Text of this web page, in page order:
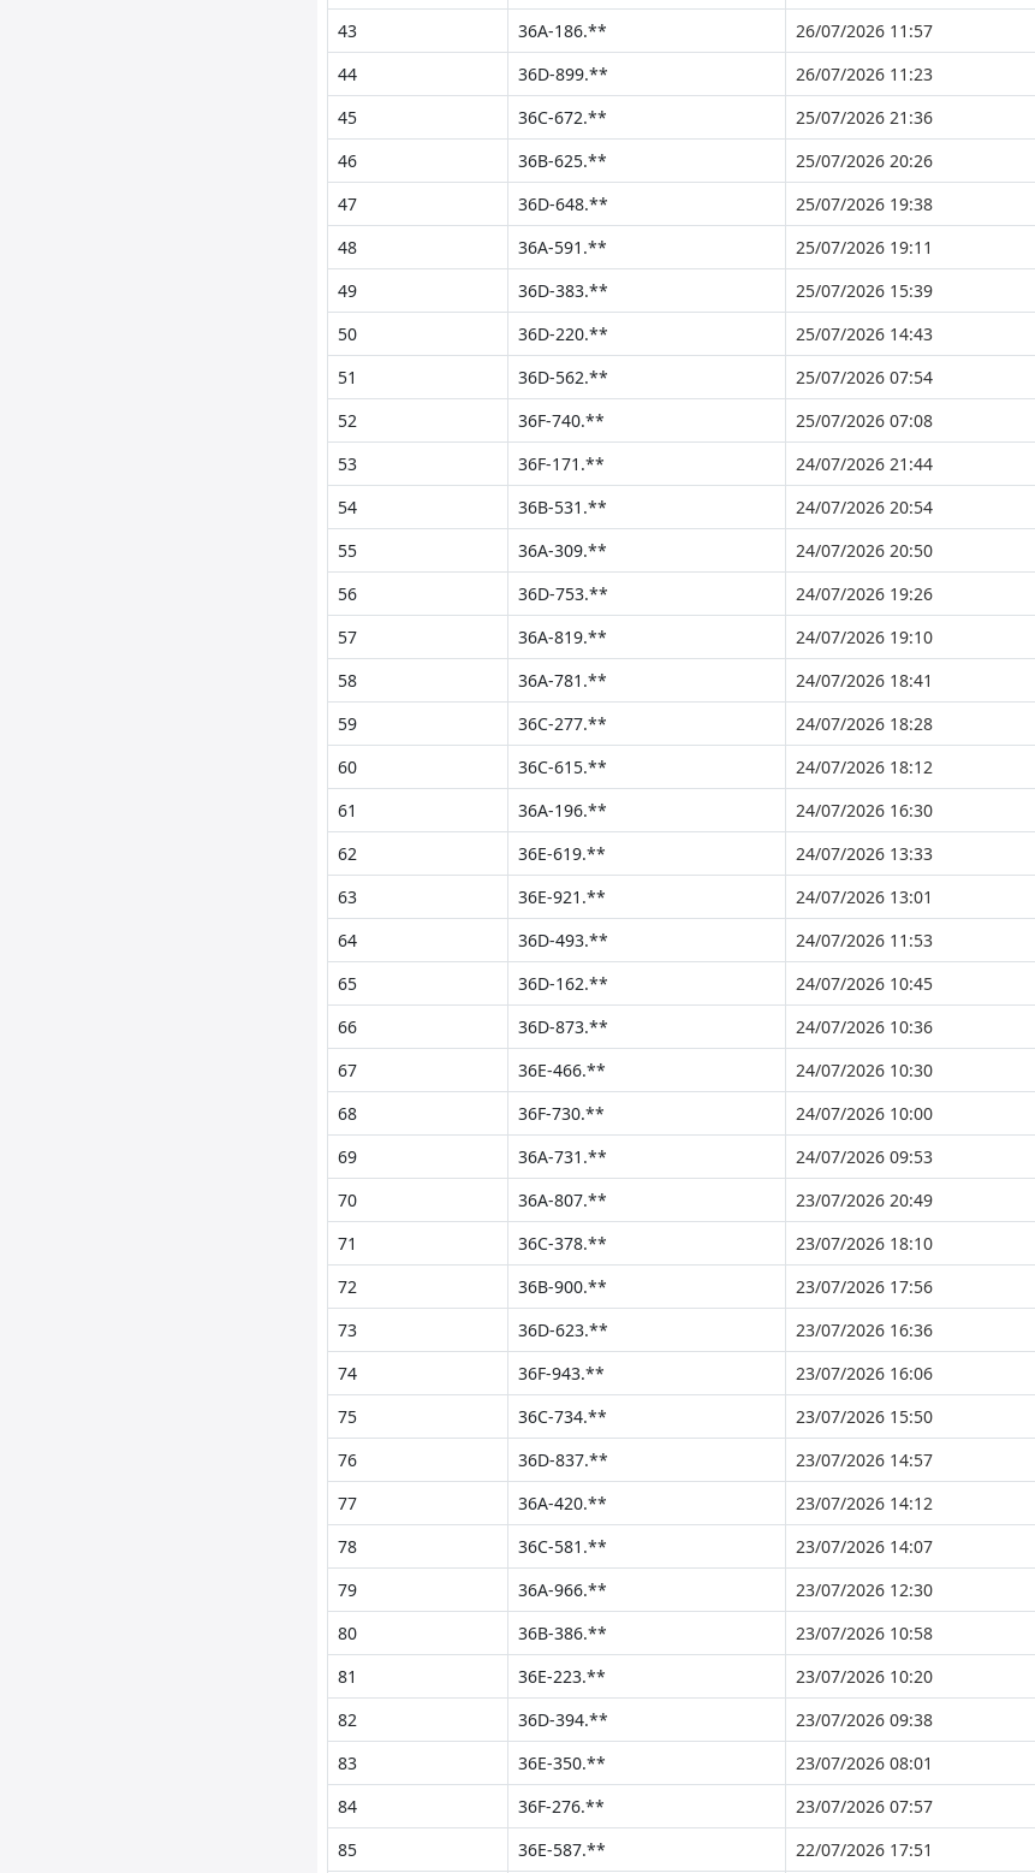
43
36A-186.**
26/07/2026 11:57
44
36D-899.**
26/07/2026 11:23
45
36C-672.**
25/07/2026 21:36
46
36B-625.**
25/07/2026 20:26
47
36D-648.**
25/07/2026 19:38
48
36A-591.**
25/07/2026 19:11
49
36D-383.**
25/07/2026 15:39
50
36D-220.**
25/07/2026 14:43
51
36D-562.**
25/07/2026 07:54
52
36F-740.**
25/07/2026 07:08
53
36F-171.**
24/07/2026 21:44
54
36B-531.**
24/07/2026 20:54
55
36A-309.**
24/07/2026 20:50
56
36D-753.**
24/07/2026 19:26
57
36A-819.**
24/07/2026 19:10
58
36A-781.**
24/07/2026 18:41
59
36C-277.**
24/07/2026 18:28
60
36C-615.**
24/07/2026 18:12
61
36A-196.**
24/07/2026 16:30
62
36E-619.**
24/07/2026 13:33
63
36E-921.**
24/07/2026 13:01
64
36D-493.**
24/07/2026 11:53
65
36D-162.**
24/07/2026 10:45
66
36D-873.**
24/07/2026 10:36
67
36E-466.**
24/07/2026 10:30
68
36F-730.**
24/07/2026 10:00
69
36A-731.**
24/07/2026 09:53
70
36A-807.**
23/07/2026 20:49
71
36C-378.**
23/07/2026 18:10
72
36B-900.**
23/07/2026 17:56
73
36D-623.**
23/07/2026 16:36
74
36F-943.**
23/07/2026 16:06
75
36C-734.**
23/07/2026 15:50
76
36D-837.**
23/07/2026 14:57
77
36A-420.**
23/07/2026 14:12
78
36C-581.**
23/07/2026 14:07
79
36A-966.**
23/07/2026 12:30
80
36B-386.**
23/07/2026 10:58
81
36E-223.**
23/07/2026 10:20
82
36D-394.**
23/07/2026 09:38
83
36E-350.**
23/07/2026 08:01
84
36F-276.**
23/07/2026 07:57
85
36E-587.** 22/07/2026 17:51